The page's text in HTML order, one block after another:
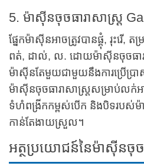
5. ម៉ាស៊ីនចុចធារាសាស្ត្រ
ផ្នែកម៉ាស៊ីនអាចត្រូវបានផ្គុំ, រុះរើ,
ពត់, ដាល់, ល. ដោយម៉ាស៊ីនចុចធារ
ម៉ាស៊ីនតែមួយជាមួយនឹងការប្រើប្រា
ម៉ាស៊ីនចុចធារាសាស្ត្រសម្រាប់លក់
ទំហំពង្រីកកម្ពស់បើក និងបិទរបស់ម៉
កាន់តែងាយស្រួល។
អត្ថប្រយោជន៍នៃម៉ាស៊ីនចុច